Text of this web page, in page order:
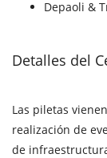
Depaoli &
Detalles del
Las piletas
realización de
de